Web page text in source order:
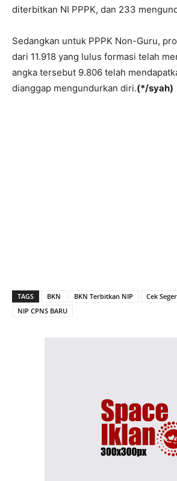
diterbitkan NI PPPK, dan 233
Sedangkan untuk PPPK Non-Guru,
dari 11.918 yang lulus formasi telah
angka tersebut 9.806 telah
dianggap mengundurkan diri.(*/syah)
TAGS BKN BKN Terbitkan NIP Cek
NIP CPNS BARU